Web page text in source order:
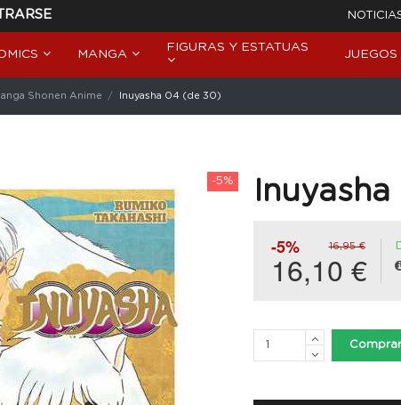
MANGA
FIGURAS Y ESTATUAS
JUEGOS
Shonen Anime Inuyasha 04 (de 30)
-5%
-5% 16,95 €
16,10 €
Comprar